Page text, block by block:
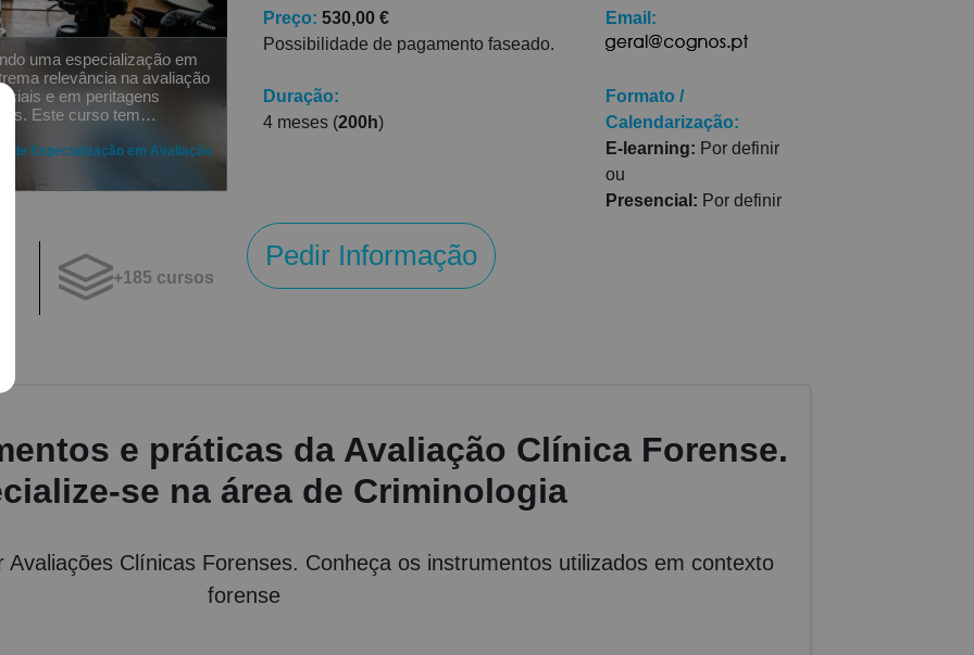
uma especialização em
relevância na avaliação
e em peritagens
Este curso tem
na área forense para
profissional.
de Especialização em Avaliação
+185 cursos
Preço: 530,00 €
Possibilidade de pagamento faseado.
Duração:
4 meses (200h)
Email:
Formato /
Calendarização:
E-learning: Por definir
ou
Presencial: Por definir
Pedir Informação
e práticas da Avaliação Clínica Forense.
se na área de Criminologia
Avaliações Clínicas Forenses. Conheça os instrumentos utilizados em contexto
forense